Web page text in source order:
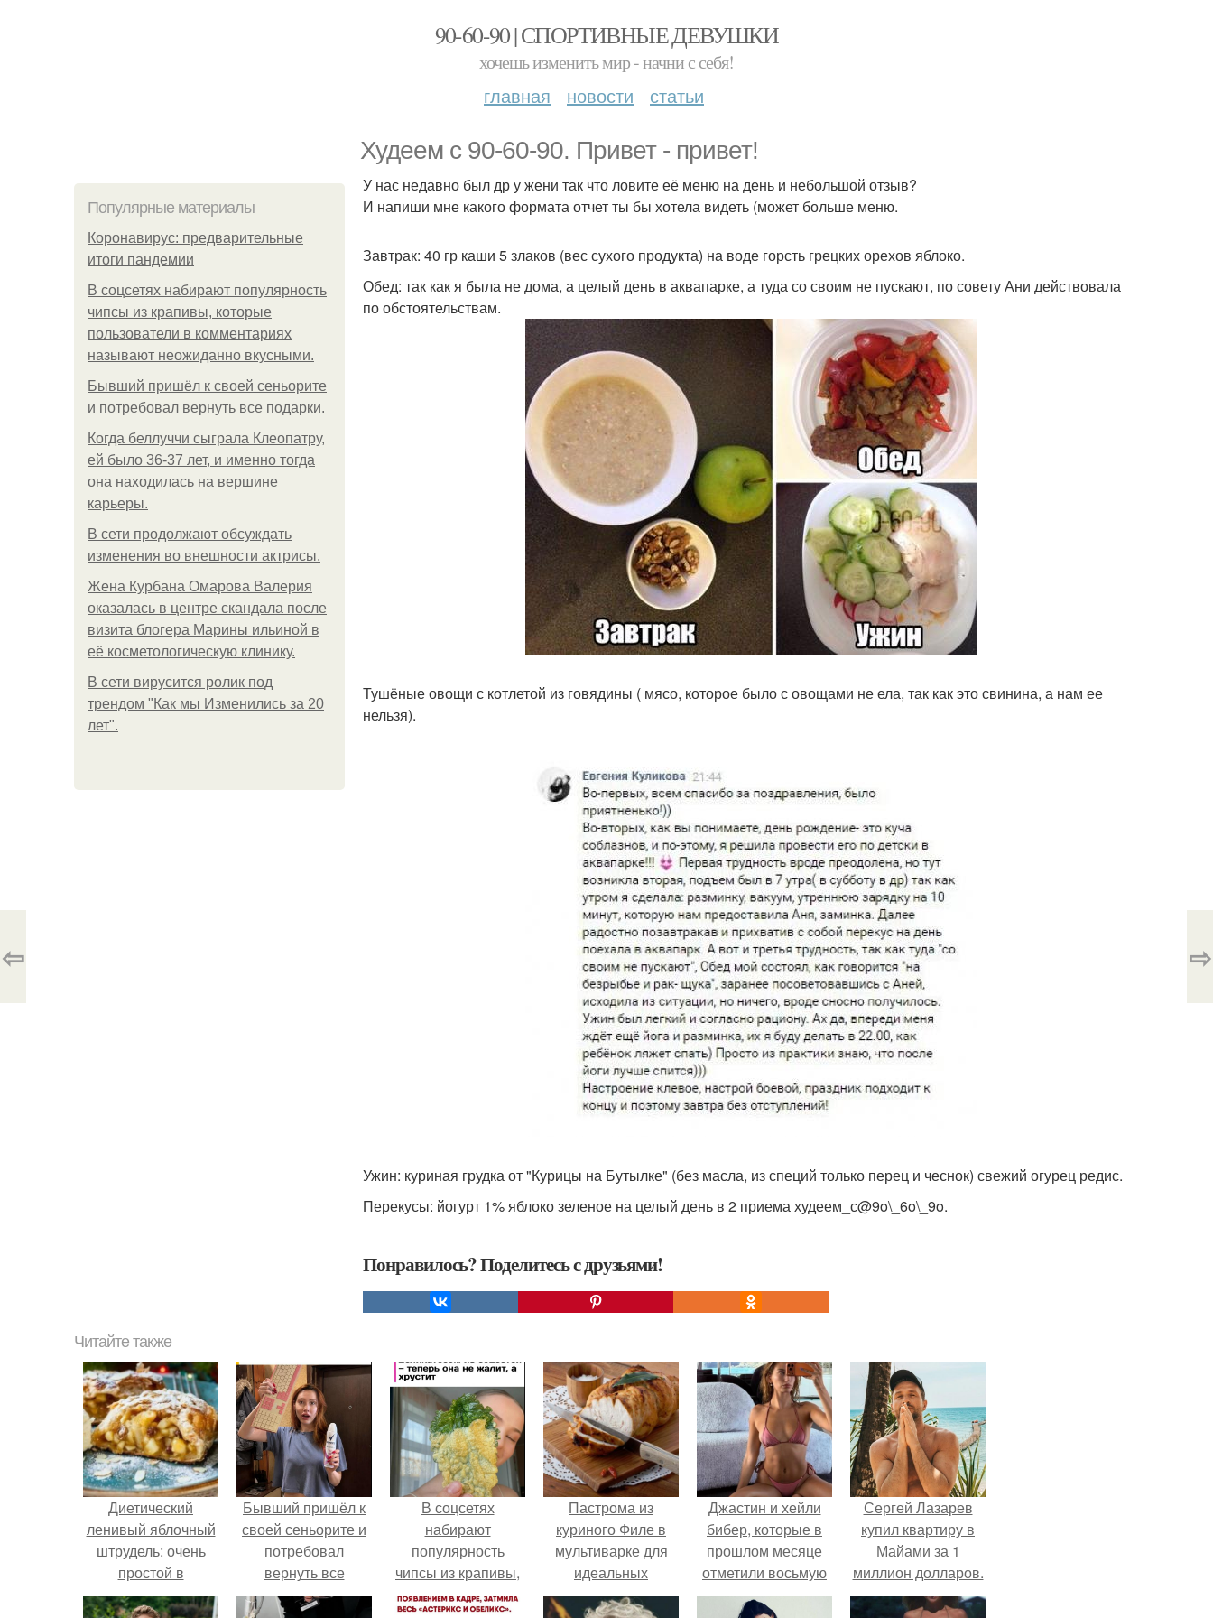
90-60-90 | СПОРТИВНЫЕ ДЕВУШКИ
хочешь изменить мир - начни с себя!
главная новости статьи
Худеем с 90-60-90. Привет - привет!
Популярные материалы
Коронавирус: предварительные
итоги пандемии
В соцсетях набирают популярность
чипсы из крапивы, которые
пользователи в комментариях
называют неожиданно вкусными.
Бывший пришёл к своей сеньорите
и потребовал вернуть все подарки.
Когда беллуччи сыграла Клеопатру,
ей было 36-37 лет, и именно тогда
она находилась на вершине
карьеры.
В сети продолжают обсуждать
изменения во внешности актрисы.
Жена Курбана Омарова Валерия
оказалась в центре скандала после
визита блогера Марины ильиной в
её косметологическую клинику.
В сети вирусится ролик под
трендом "Как мы Изменились за 20
лет".
У нас недавно был др у жени так что ловите её меню на день и небольшой отзыв?
И напиши мне какого формата отчет ты бы хотела видеть (может больше меню.
Завтрак: 40 гр каши 5 злаков (вес сухого продукта) на воде горсть грецких орехов яблоко.
Обед: так как я была не дома, а целый день в аквапарке, а туда со своим не пускают, по совету Ани действовала
по обстоятельствам.
Тушёные овощи с котлетой из говядины ( мясо, которое было с овощами не ела, так как это свинина, а нам ее
нельзя).
Ужин: куриная грудка от "Курицы на Бутылке" (без масла, из специй только перец и чеснок) свежий огурец редис.
Перекусы: йогурт 1% яблоко зеленое на целый день в 2 приема худеем_с@9o\_6o\_9o.
Понравилось? Поделитесь с друзьями!
⇦ ⇨
Читайте также
Диетический
ленивый яблочный
штрудель: очень
простой в
приготовлении и
Бывший пришёл к
своей сеньорите и
потребовал
вернуть все
подарки.
В соцсетях
набирают
популярность
чипсы из крапивы,
которые
Пастрома из
куриного Филе в
мультиварке для
идеальных
бутербродов!
Джастин и хейли
бибер, которые в
прошлом месяце
отметили восьмую
годовщину
Сергей Лазарев
купил квартиру в
Майами за 1
миллион долларов.